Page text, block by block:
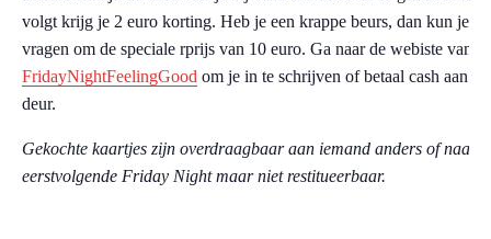
volgt krijg je 2 euro korting. Heb je een krappe beurs, dan kun je
vragen om de speciale rprijs van 10 euro. Ga naar de webiste van
FridayNightFeelingGood om je in te schrijven of betaal cash aan de
deur.
Gekochte kaartjes zijn overdraagbaar aan iemand anders of naar
eerstvolgende Friday Night maar niet restitueerbaar.